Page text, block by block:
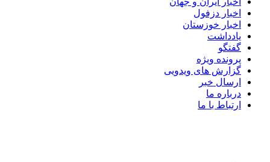
اخبار دزفول
اخبار خوزستان
یادداشت
گفتگو
پرونده ویژه
گزارش های ویدویی
ارسال خبر
درباره ما
ارتباط با ما